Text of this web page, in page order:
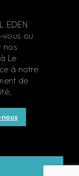
EDEN
vous ou
nos
Le
à notre
de